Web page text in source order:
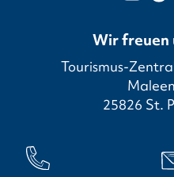
Wir freuen
Tourismus-
25826 St.